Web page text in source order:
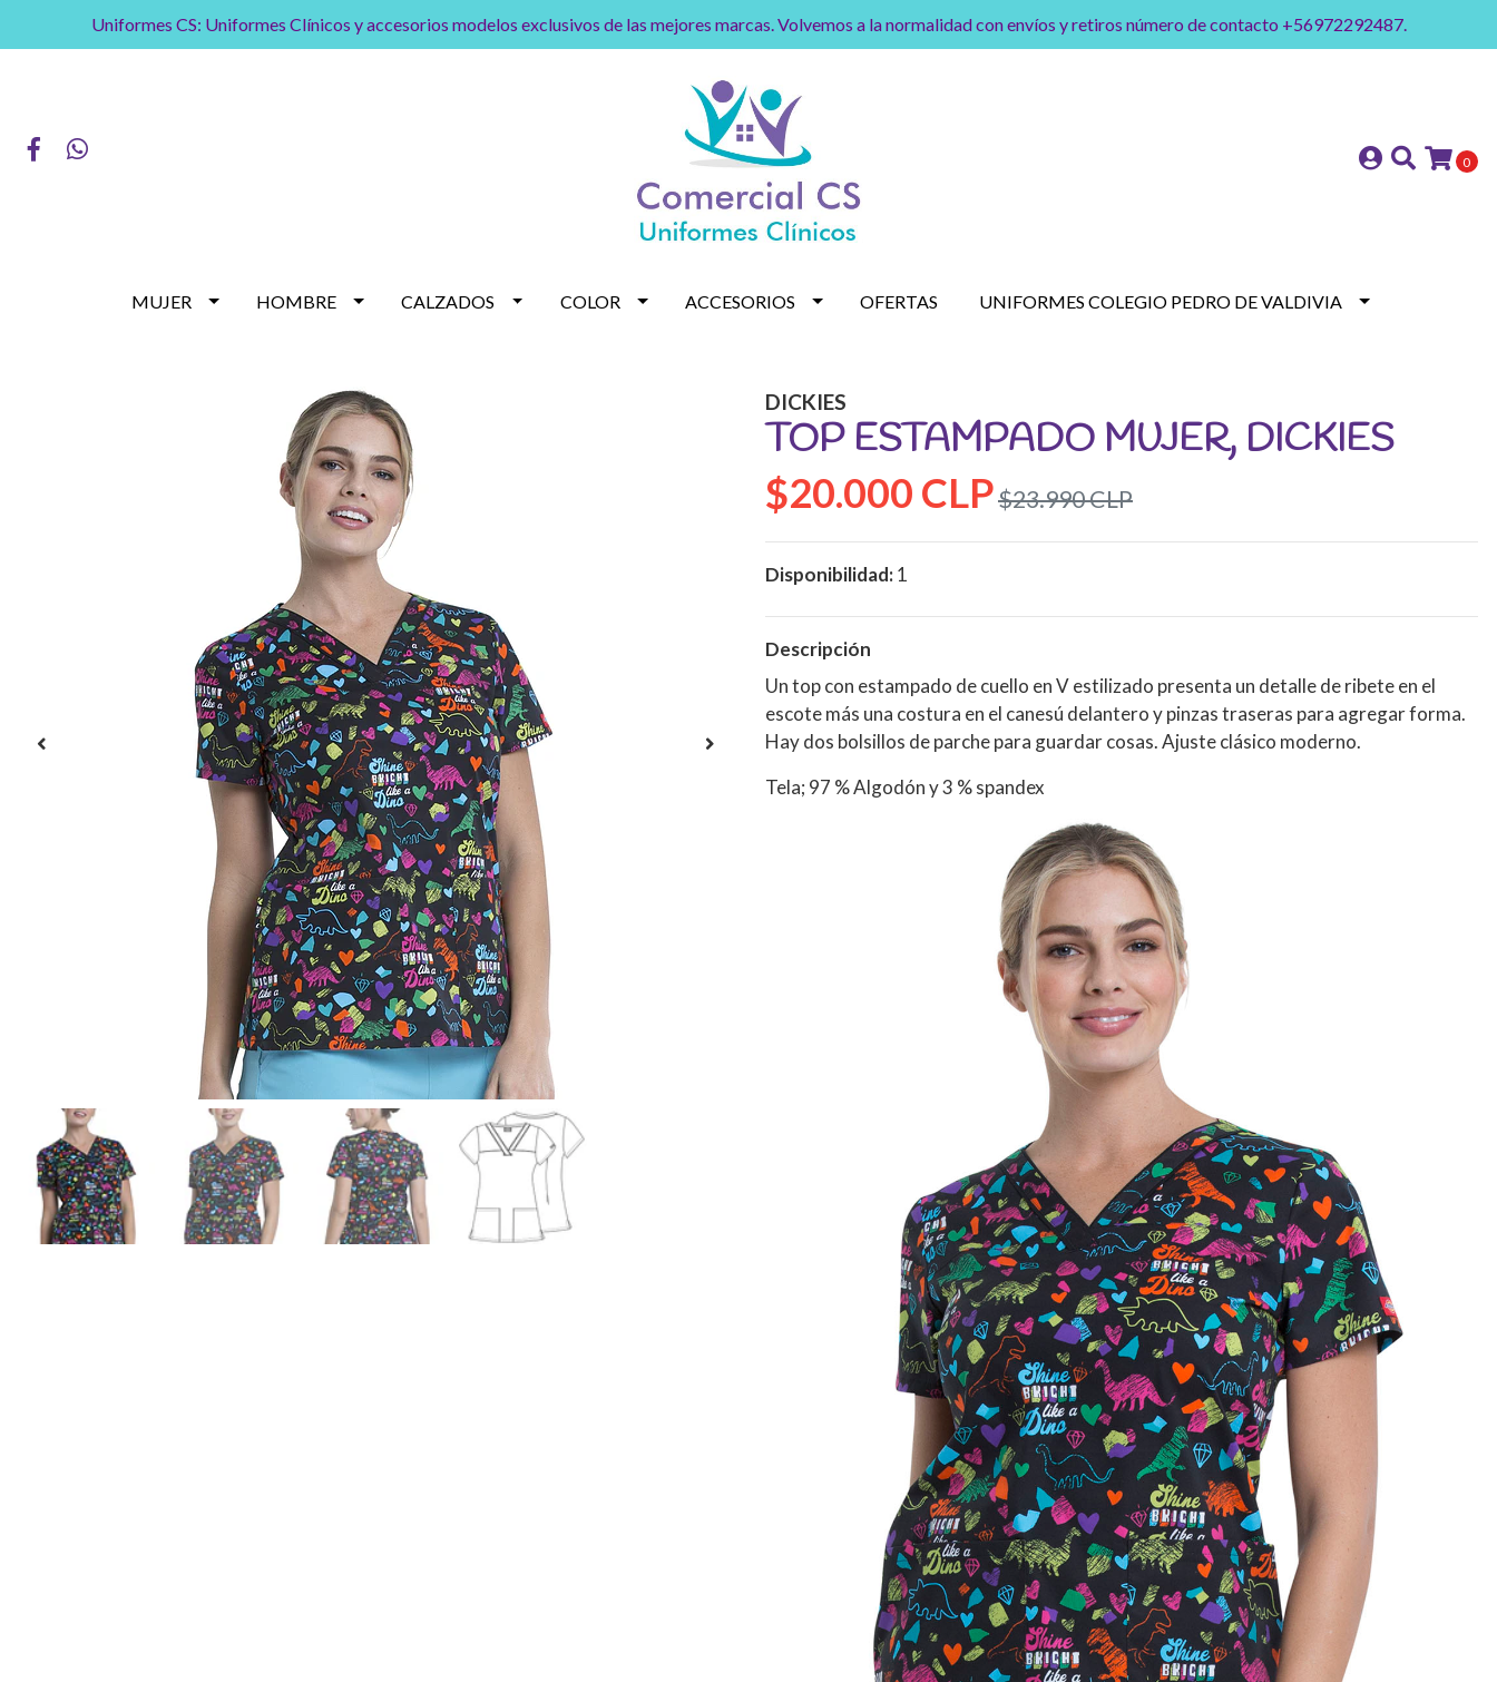
Uniformes CS: Uniformes Clínicos y accesorios modelos exclusivos de las mejores marcas. Volvemos a la normalidad con envíos y retiros número de contacto +56972292487.
0
MUJER HOMBRE CALZADOS COLOR ACCESORIOS OFERTAS UNIFORMES COLEGIO PEDRO DE VALDIVIA
DICKIES
TOP ESTAMPADO MUJER, DICKIES
$20.000 CLP$23.990 CLP
Disponibilidad:1
Descripción
Un top con estampado de cuello en V estilizado presenta un detalle de ribete en el
escote más una costura en el canesú delantero y pinzas traseras para agregar forma.
Hay dos bolsillos de parche para guardar cosas. Ajuste clásico moderno.
Tela; 97 % Algodón y 3 % spandex